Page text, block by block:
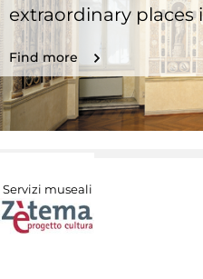
extraordinary places
Find more
Servizi museali